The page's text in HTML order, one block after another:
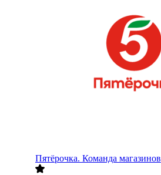
Пятёрочка. Команда магазинов